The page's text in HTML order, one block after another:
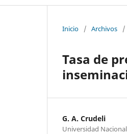
Inicio / Archivos /
Tasa de
G. A. Crudeli
Universidad